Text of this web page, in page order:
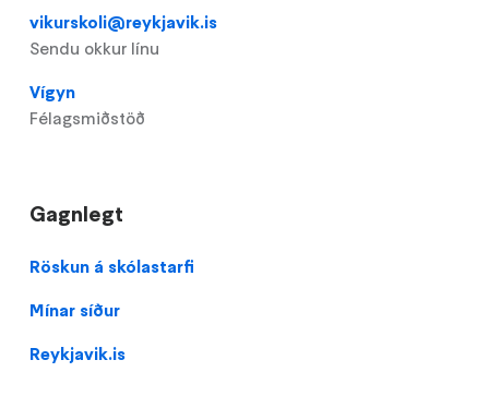
vikurskoli@reykjavik.is
Sendu okkur línu
Vígyn
Félagsmiðstöð
Gagnlegt
Domain
for
Víkurskóli
(footer)
Röskun á skólastarfi
Mínar síður
Reykjavik.is